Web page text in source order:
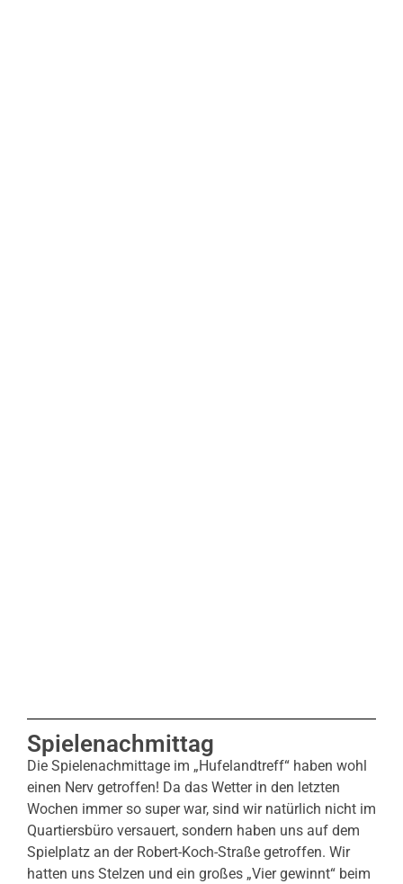
Spielenachmittag
Die Spielenachmittage im „Hufelandtreff“ haben wohl
einen Nerv getroffen! Da das Wetter in den letzten
Wochen immer so super war, sind wir natürlich nicht im
Quartiersbüro versauert, sondern haben uns auf dem
Spielplatz an der Robert-Koch-Straße getroffen. Wir
hatten uns Stelzen und ein großes „Vier gewinnt“ beim